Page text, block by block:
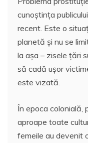
cunoştinţa
recent. Este o
planetă şi nu se
la aşa – zisele ţări
să cadă uşor
este vizată.
În epoca colonială,
aproape toate
femeile au devenit